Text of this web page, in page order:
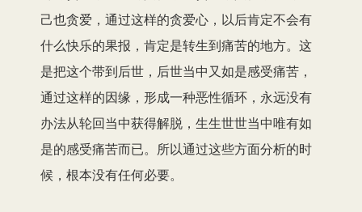
己也贪爱，通过这样的贪爱心，以后肯定不会有
什么快乐的果报，肯定是转生到痛苦的地方。这
是把这个带到后世，后世当中又如是感受痛苦，
通过这样的因缘，形成一种恶性循环，永远没有
办法从轮回当中获得解脱，生生世世当中唯有如
是的感受痛苦而已。所以通过这些方面分析的时
候，根本没有任何必要。